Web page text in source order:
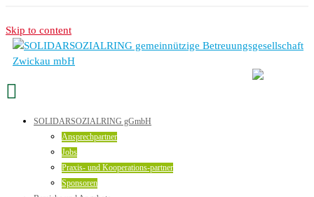
Skip to content
SOLIDARSOZIALRING gGmbH
Ansprechpartner
Jobs
Praxis- und Kooperations-partner
Sponsoren